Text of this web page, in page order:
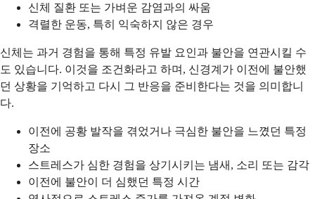
신체 질환 또는 가벼운 감염과의 싸움
격렬한 운동, 특히 익숙하지 않은 경우
신체는 과거 경험을 통해 특정 유발 요인과 불안을 연관시킬 수
도 있습니다. 이것을 조건화라고 하며, 신경계가 이전에 불안했
던 상황을 기억하고 다시 그 반응을 준비한다는 것을 의미합니
다.
이전에 공황 발작을 겪었거나 극심한 불안을 느꼈던 특정
장소
스트레스가 심한 경험을 상기시키는 냄새, 소리 또는 감각
이전에 불안이 더 심했던 특정 시간